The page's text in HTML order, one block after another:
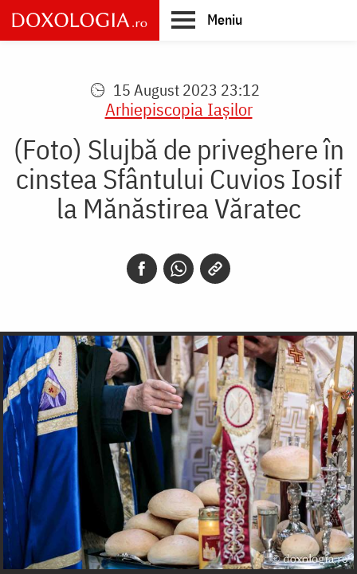
Skip
to
main
Meniu
15 August 2023 23:12
Arhiepiscopia Iaşilor
(Foto) Slujbă de priveghere în
cinstea Sfântului Cuvios Iosif
la Mănăstirea Văratec